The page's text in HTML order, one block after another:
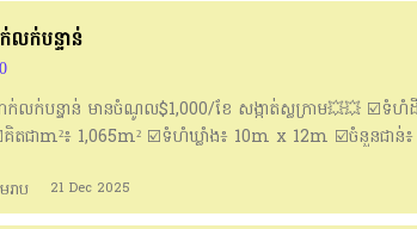
លក់បន្ទាន់
ក់លក់បន្ទាន់ មានចំណូល$1,000/ខែ សង្កាត់ស្លក្រាម💥💥 ☑️
ជាm²៖ 1,065m² ☑️ទំហំឃ្លាំង៖ 10m x 12m ☑️ចំនួនជាន់៖
📲012 312 765 📲010 312 289 📩https://t.me/
ាប 21 Dec 2025